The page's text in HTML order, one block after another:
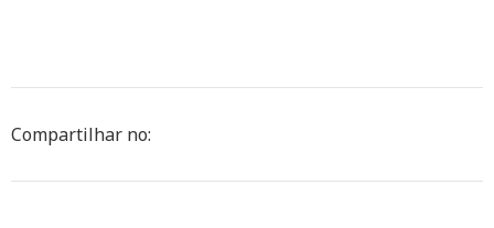
Compartilhar no: